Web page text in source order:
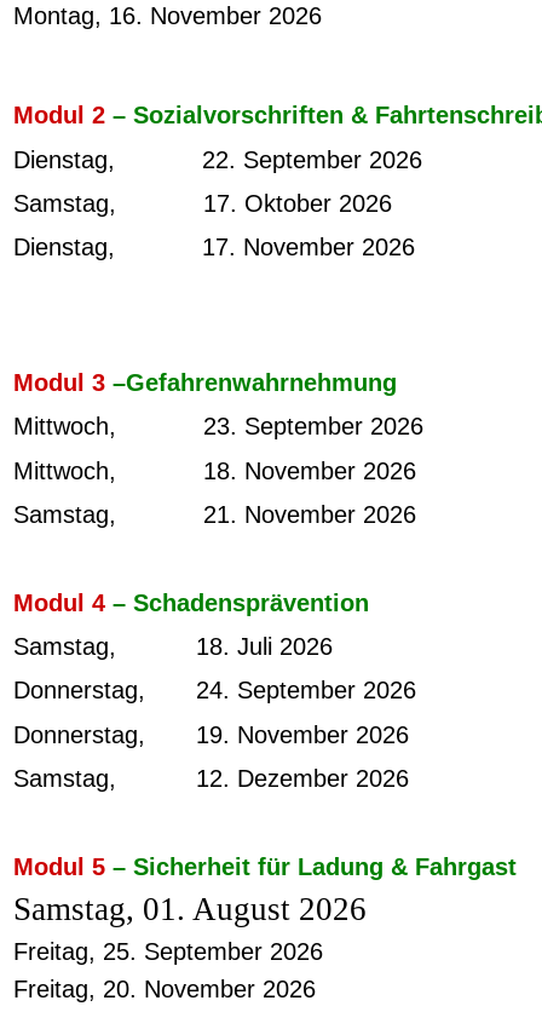
Montag, 16. November 2026
Modul 2 – Sozialvorschriften &
Dienstag, 22. September 2026
Samstag, 17. Oktober 2026
Dienstag, 17. November 2026
Modul 3 –Gefahrenwahrnehmung
Mittwoch, 23. September 2026
Mittwoch, 18. November 2026
Samstag, 21. November 2026
Modul 4 – Schadensprävention
Samstag, 18. Juli 2026
Donnerstag, 24. September 2026
Donnerstag, 19. November 2026
Samstag, 12. Dezember 2026
Modul 5 – Sicherheit für Ladung & Fahrgast
Samstag, 01. August 2026
Freitag, 25. September 2026
Freitag, 20. November 2026